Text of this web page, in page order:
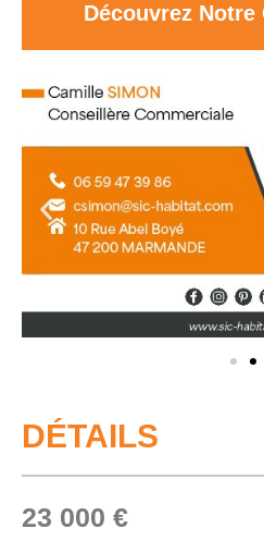
Découvrez Notre
DÉTAILS
23 000 €